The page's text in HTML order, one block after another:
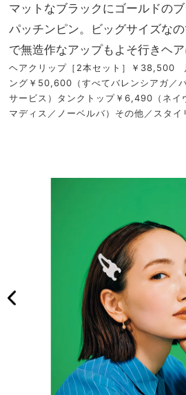
マットなブラックにゴールドの
パッチンピン。ビッグサイズな
で無造作なアップもよそ行きヘア
ヘアクリップ［2本セット］￥38,500
ング￥50,600（すべてバレンシアガ／
サービス）タンクトップ￥6,490（ネイ
マディス／ノーベルバ）その他／スタイ